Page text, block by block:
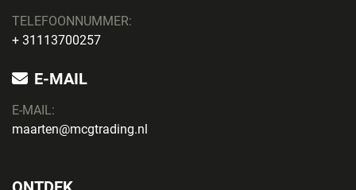
TELEFOONNUMMER:
+ 31113700257
E-MAIL
E-MAIL:
maarten@mcgtrading.nl